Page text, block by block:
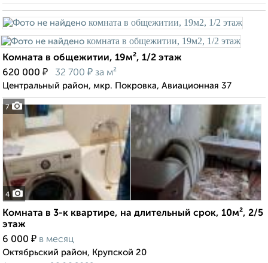
7
Комната в общежитии, 19м², 1/2 этаж
620 000 ₽ 32 700 ₽ за м²
Центральный район, мкр. Покровка, Авиационная 37
4
Комната в 3-к квартире, на длительный срок, 10м², 2/5
этаж
6 000 ₽ в месяц
Октябрьский район, Крупской 20